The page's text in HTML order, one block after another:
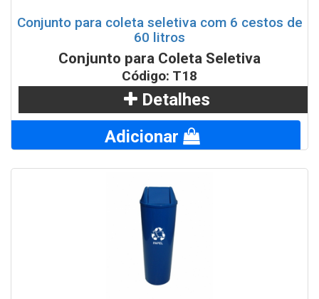
Conjunto para coleta seletiva com 6 cestos de
60 litros
Conjunto para Coleta Seletiva
Código: T18
Detalhes
Adicionar